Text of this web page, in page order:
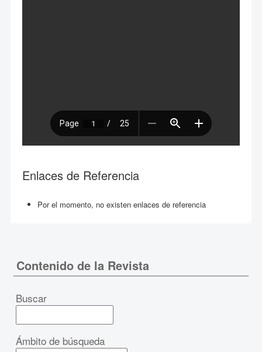
Enlaces de Referencia
Por el momento, no existen enlaces de referencia
Contenido de la Revista
Buscar
Ámbito de búsqueda